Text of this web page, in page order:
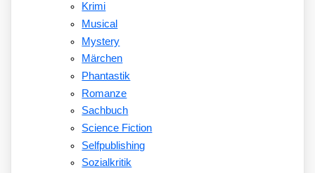
Krimi
Musical
Mystery
Märchen
Phantastik
Romanze
Sachbuch
Science Fiction
Selfpublishing
Sozialkritik